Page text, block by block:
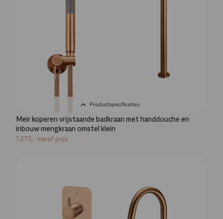
Productspecificaties
Meir koperen vrijstaande badkraan met handdouche en
inbouw mengkraan omstel klein
1.275,- vanaf prijs